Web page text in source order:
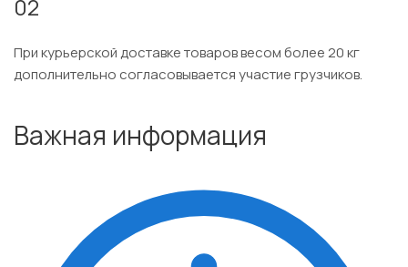
02
При курьерской доставке товаров весом более 20 кг
дополнительно согласовывается участие грузчиков.
Важная информация